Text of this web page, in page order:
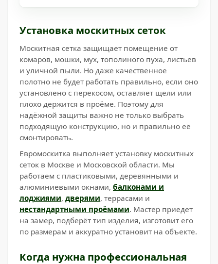
Установка москитных сеток
Москитная сетка защищает помещение от
комаров, мошки, мух, тополиного пуха, листьев
и уличной пыли. Но даже качественное
полотно не будет работать правильно, если оно
установлено с перекосом, оставляет щели или
плохо держится в проёме. Поэтому для
надёжной защиты важно не только выбрать
подходящую конструкцию, но и правильно её
смонтировать.
Евромоскитка выполняет установку москитных
сеток в Москве и Московской области. Мы
работаем с пластиковыми, деревянными и
алюминиевыми окнами, балконами и
лоджиями, дверями, террасами и
нестандартными проёмами. Мастер приедет
на замер, подберёт тип изделия, изготовит его
по размерам и аккуратно установит на объекте.
Когда нужна профессиональная